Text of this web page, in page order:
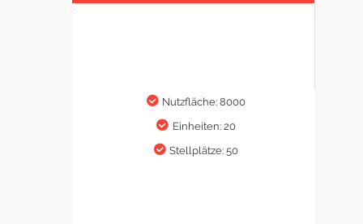
Nutzfläche: 8000
Einheiten: 20
Stellplätze: 50